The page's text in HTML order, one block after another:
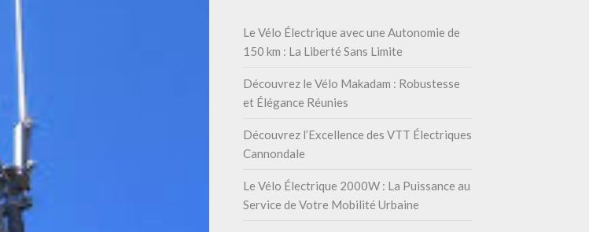
Le Vélo Électrique avec une Autonomie de
150 km : La Liberté Sans Limite
Découvrez le Vélo Makadam : Robustesse
et Élégance Réunies
Découvrez l’Excellence des VTT Électriques
Cannondale
Le Vélo Électrique 2000W : La Puissance au
Service de Votre Mobilité Urbaine